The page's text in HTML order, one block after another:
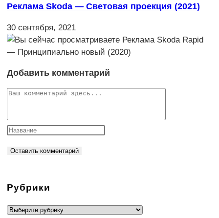
Реклама Skoda — Световая проекция (2021)
30 сентября, 2021
Добавить комментарий
Комментарий
Рубрики
Рубрики